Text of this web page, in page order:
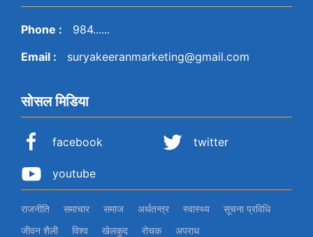
Phone :
984......
Email :
suryakeeranmarketing@gmail.com
सोसल मिडिया
facebook twitter
youtube
राजनीति समाचार समाज अर्थतन्‍त्र स्वास्थ्य
सूचना प्रविधि
जीवन शैली
विश्व खेलकुद रोचक अपराध